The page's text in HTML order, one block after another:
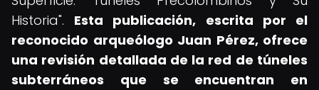
Historia". Esta publicación, escrita por el
reconocido arqueólogo Juan Pérez, ofrece
una revisión detallada de la red de túneles
subterráneos que se encuentran en